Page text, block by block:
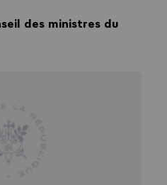
des ministres du